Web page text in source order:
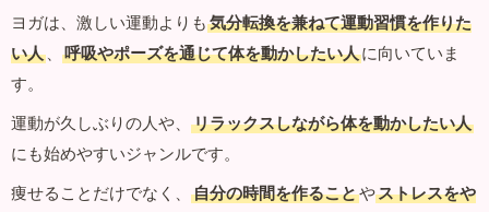
ヨガは、激しい運動よりも 気分転換を兼ねて運動習慣を作りた
い人 、 呼吸やポーズを通じて体を動かしたい人に向いていま
す。
運動が久しぶりの人や、
リラックスしながら体を動かしたい人
にも始めやすいジャンルです。
痩せることだけでなく、
自分の時間を作ることやストレスをや